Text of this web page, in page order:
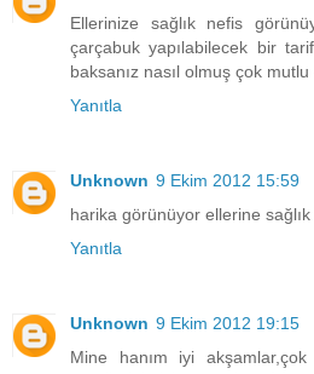
Ellerinize sağlık nefis
çarçabuk yapılabilecek bir
baksanız nasıl olmuş çok
Yanıtla
Unknown 9 Ekim 2012 15:59
harika görünüyor ellerine sağlık
Yanıtla
Unknown 9 Ekim 2012 19:15
Mine hanım iyi